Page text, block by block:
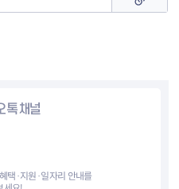
톡채널
택·지원·일자리 안내를